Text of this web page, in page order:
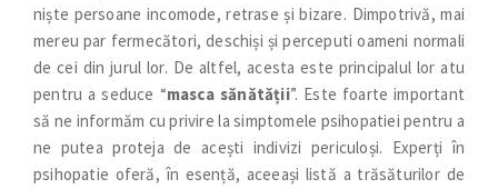
niște persoane incomode, retrase și bizare. Dimpotrivă, mai
mereu par fermecători, deschiși și perceputi oameni normali
de cei din jurul lor. De altfel, acesta este principalul lor atu
pentru a seduce “masca sănătății”. Este foarte important
să ne informăm cu privire la simptomele psihopatiei pentru a
ne putea proteja de acești indivizi periculoși. Experți în
psihopatie oferă, în esență, aceeași listă a trăsăturilor de